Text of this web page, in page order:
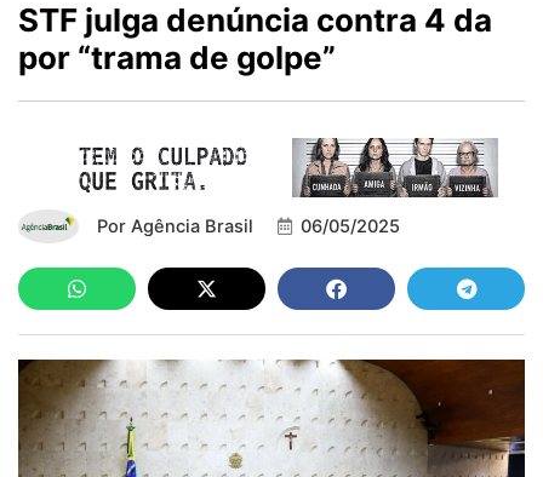
STF julga denúncia contra 4 da
por “trama de golpe”
Por Agência Brasil 06/05/2025